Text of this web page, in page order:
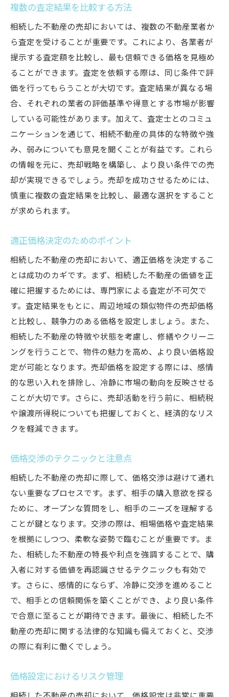
複数の査定結果を比較する方法
相続した不動産の売却においては、複数の不動産業者か
ら査定を受けることが重要です。これにより、各業者が
提示する査定額を比較し、最も信頼できる価格を見極め
ることができます。査定を依頼する際は、同じ条件で評
価を行ってもらうことが大切です。査定結果が異なる場
合、それぞれの業者の評価基準や得意とする市場が影響
している可能性があります。加えて、査定士とのコミュ
ニケーションを通じて、相続不動産の具体的な特徴や強
み、弱みについても意見を聞くことが有益です。これら
の情報を元に、売却戦略を構築し、より良い条件での売
却が実現できるでしょう。売却を成功させるためには、
慎重に複数の査定結果を比較し、最適な選択をすること
が求められます。
適正価格決定のためのポイント
相続した不動産の売却において、適正価格を決定するこ
とは成功のカギです。まず、相続した不動産の価値を正
確に把握するためには、専門家による査定が不可欠で
す。査定結果をもとに、周辺地域の類似物件の売却価格
と比較し、競争力のある価格を設定しましょう。また、
相続した不動産の特徴や状態を考慮し、修繕やクリーニ
ングを行うことで、物件の魅力を高め、より良い価格設
定が可能となります。売却価格を設定する際には、感情
的な思い入れを排除し、冷静に市場の動向を反映させる
ことが大切です。さらに、売却活動を行う前に、相続税
や譲渡所得税についても把握しておくと、経済的なリス
クを軽減できます。
価格交渉のテクニックと注意点
相続した不動産の売却に際して、価格交渉は避けて通れ
ない重要なプロセスです。まず、相手の購入意欲を探る
ために、オープンな質問をし、相手のニーズを理解する
ことが鍵となります。交渉の際は、相場価格や査定結果
を根拠にしつつ、柔軟な姿勢で臨むことが重要です。ま
た、相続した不動産の特長や利点を強調することで、購
入者に対する価値を再認識させるテクニックも有効で
す。さらに、感情的にならず、冷静に交渉を進めること
で、相手との信頼関係を築くことができ、より良い条件
で合意に至ることが期待できます。最後に、相続した不
動産の売却に関する法律的な知識も備えておくと、交渉
の際に有利に働くでしょう。
価格設定におけるリスク管理